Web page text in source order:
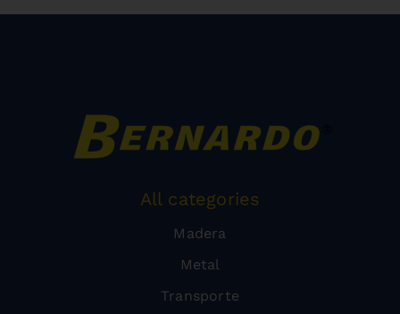
All categories
Madera
Metal
Transporte